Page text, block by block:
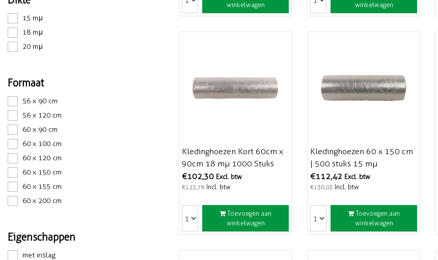
15 mμ
18 mμ
20 mμ
Formaat
56 x 90 cm
56 x 120 cm
60 x 90 cm
60 x 100 cm
60 x 120 cm
60 x 150 cm
60 x 155 cm
60 x 200 cm
Eigenschappen
met inslag
winkelwagen
winkelwagen
Kledinghoezen Kort 60cm x
90cm 18 mµ 1000 Stuks
Afscheurbaar
€102,30 Excl. btw
€123,78 Incl. btw
Toevoegen aan
winkelwagen
Kledinghoezen 60 x 150 cm
| 500 stuks 15 mµ
€112,42 Excl. btw
€136,03 Incl. btw
Toevoegen aan
winkelwagen